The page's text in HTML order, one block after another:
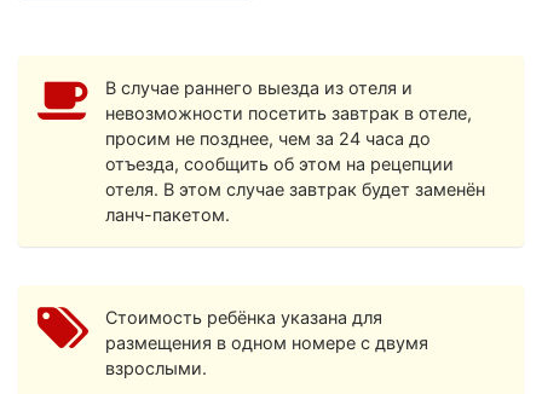
В случае раннего выезда из отеля и
невозможности посетить завтрак в отеле,
просим не позднее, чем за 24 часа до
отъезда, сообщить об этом на рецепции
отеля. В этом случае завтрак будет заменён
ланч-пакетом.
Стоимость ребёнка указана для
размещения в одном номере с двумя
взрослыми.